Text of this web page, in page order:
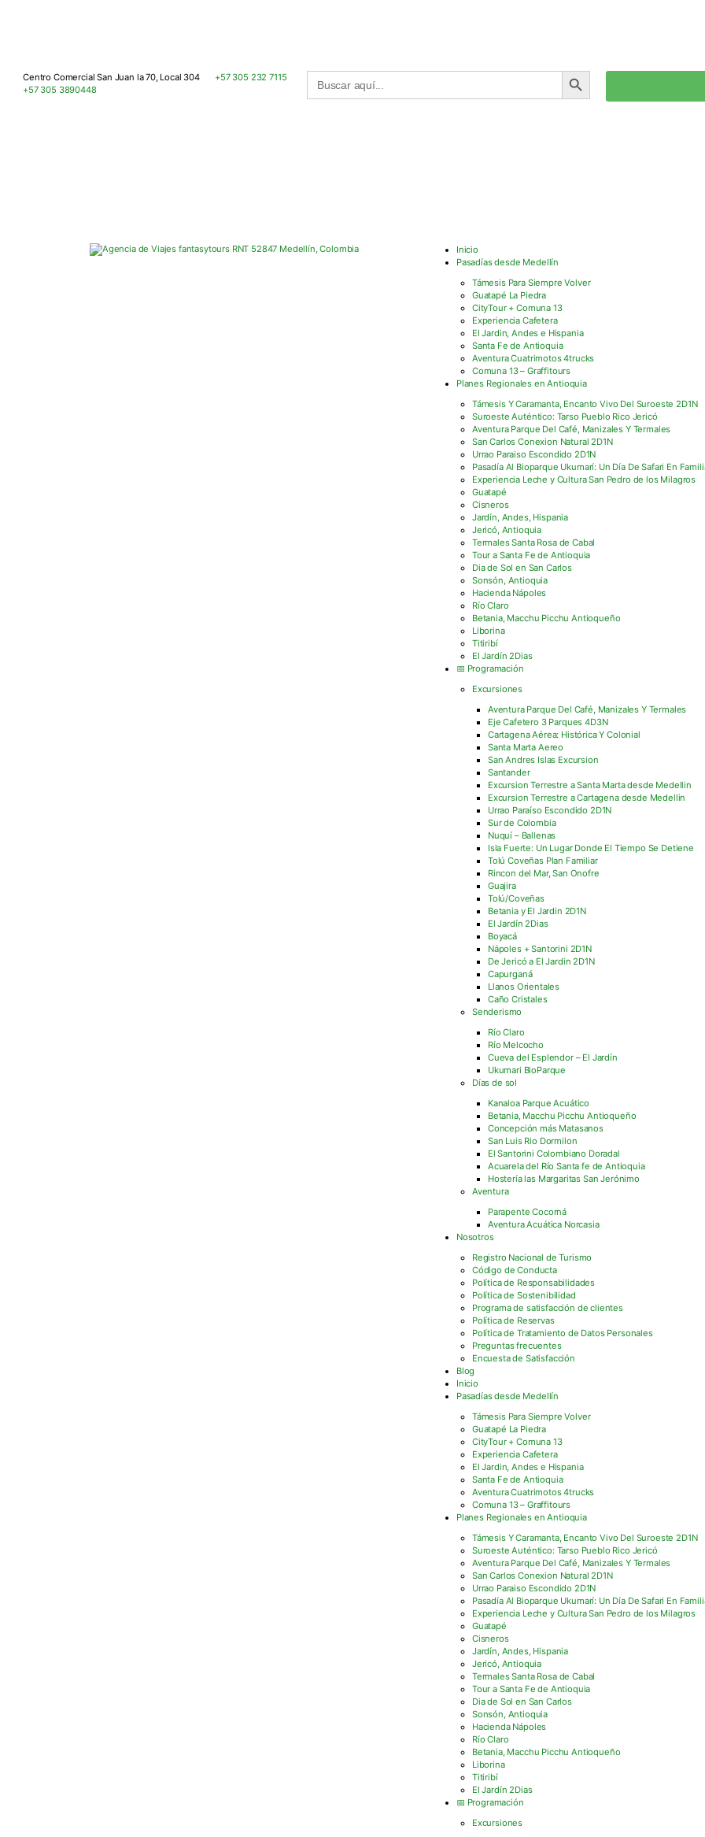
Centro Comercial San Juan la 70, Local 304
+57 305 232 7115
+57 305 3890448
Buscar: BOTÓN DE BÚSQUEDA
Inicio
Pasadías desde Medellín
Támesis Para Siempre Volver
Guatapé La Piedra
CityTour + Comuna 13
Experiencia Cafetera
El Jardin, Andes e Hispania
Santa Fe de Antioquia
Aventura Cuatrimotos 4trucks
Comuna 13 – Graffitours
Planes Regionales en Antioquia
Támesis Y Caramanta, Encanto Vivo Del Suroeste 2D1N
Suroeste Auténtico: Tarso Pueblo Rico Jericó
Aventura Parque Del Café, Manizales Y Termales
San Carlos Conexion Natural 2D1N
Urrao Paraiso Escondido 2D1N
Pasadía Al Bioparque Ukumarí: Un Día De Safari En
Experiencia Leche y Cultura San Pedro de los Milagros
Guatapé
Cisneros
Jardín, Andes, Hispania
Jericó, Antioquia
Termales Santa Rosa de Cabal
Tour a Santa Fe de Antioquia
Dia de Sol en San Carlos
Sonsón, Antioquia
Hacienda Nápoles
Río Claro
Betania, Macchu Picchu Antioqueño
Liborina
Titiribí
El Jardín 2Dias
📅 Programación
Excursiones
Aventura Parque Del Café, Manizales Y Termales
Eje Cafetero 3 Parques 4D3N
Cartagena Aérea: Histórica Y Colonial
Santa Marta Aereo
San Andres Islas Excursion
Santander
Excursion Terrestre a Santa Marta desde Medellin
Excursion Terrestre a Cartagena desde Medellin
Urrao Paraíso Escondido 2D1N
Sur de Colombia
Nuquí – Ballenas
Isla Fuerte: Un Lugar Donde El Tiempo Se Detiene
Tolú Coveñas Plan Familiar
Rincon del Mar, San Onofre
Guajira
Tolú/Coveñas
Betania y El Jardin 2D1N
El Jardín 2Dias
Boyacá
Nápoles + Santorini 2D1N
De Jericó a El Jardin 2D1N
Capurganá
Llanos Orientales
Caño Cristales
Senderismo
Río Claro
Río Melcocho
Cueva del Esplendor – El Jardín
Ukumari BioParque
Días de sol
Kanaloa Parque Acuático
Betania, Macchu Picchu Antioqueño
Concepción más Matasanos
San Luis Rio Dormilon
El Santorini Colombiano Doradal
Acuarela del Río Santa fe de Antioquia
Hostería las Margaritas San Jerónimo
Aventura
Parapente Cocorná
Aventura Acuática Norcasia
Nosotros
Registro Nacional de Turismo
Código de Conducta
Política de Responsabilidades
Política de Sostenibilidad
Programa de satisfacción de clientes
Política de Reservas
Política de Tratamiento de Datos Personales
Preguntas frecuentes
Encuesta de Satisfacción
Blog
Inicio
Pasadías desde Medellín
Támesis Para Siempre Volver
Guatapé La Piedra
CityTour + Comuna 13
Experiencia Cafetera
El Jardin, Andes e Hispania
Santa Fe de Antioquia
Aventura Cuatrimotos 4trucks
Comuna 13 – Graffitours
Planes Regionales en Antioquia
Támesis Y Caramanta, Encanto Vivo Del Suroeste 2D1N
Suroeste Auténtico: Tarso Pueblo Rico Jericó
Aventura Parque Del Café, Manizales Y Termales
San Carlos Conexion Natural 2D1N
Urrao Paraiso Escondido 2D1N
Pasadía Al Bioparque Ukumarí: Un Día De Safari En
Experiencia Leche y Cultura San Pedro de los Milagros
Guatapé
Cisneros
Jardín, Andes, Hispania
Jericó, Antioquia
Termales Santa Rosa de Cabal
Tour a Santa Fe de Antioquia
Dia de Sol en San Carlos
Sonsón, Antioquia
Hacienda Nápoles
Río Claro
Betania, Macchu Picchu Antioqueño
Liborina
Titiribí
El Jardín 2Dias
📅 Programación
Excursiones